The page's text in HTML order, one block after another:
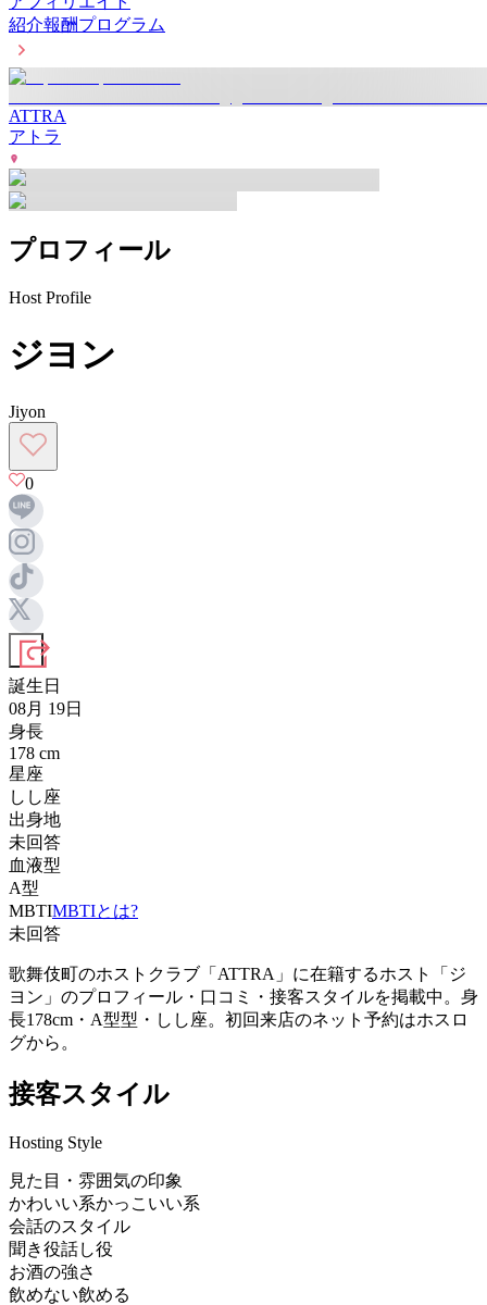
紹介報酬プログラム
ATTRA
アトラ
プロフィール
Host Profile
ジヨン
Jiyon
0
誕生日
08月 19日
身長
178 cm
星座
しし座
出身地
未回答
血液型
A型
MBTIMBTIとは?
未回答
歌舞伎町のホストクラブ「ATTRA」に在籍するホスト「ジ
ヨン」のプロフィール・口コミ・接客スタイルを掲載中。身
長178cm・A型型・しし座。初回来店のネット予約はホスロ
グから。
接客スタイル
Hosting Style
見た目・雰囲気の印象
かわいい系かっこいい系
会話のスタイル
聞き役話し役
お酒の強さ
飲めない飲める